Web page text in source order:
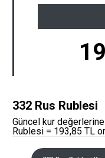
332 Rus Rublesi
Güncel kur
Rublesi = 193,85 TL